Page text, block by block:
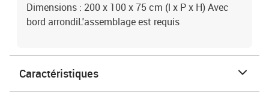
Dimensions : 200 x 100 x 75 cm (l x P x H) Avec
bord arrondiL'assemblage est requis
Caractéristiques